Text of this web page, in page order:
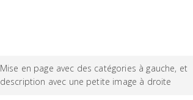
Mise en page avec des catégories à gauche, et
description avec une petite image à droite